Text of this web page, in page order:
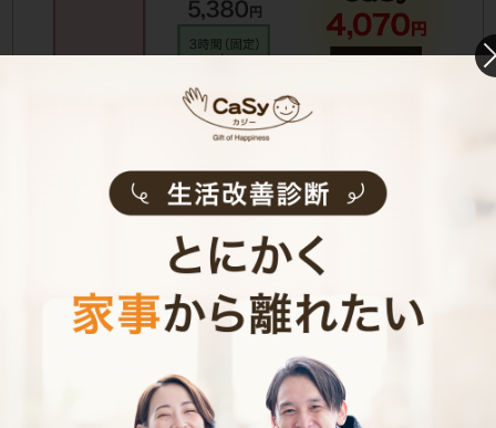
プライアンスチェックや損害保険への加入等、
全への取り組み
に妥協をしておりません。
定期サービスご利用のメリット
固定のキャストだから安定･安心
1回1時間から利用可能
※週1回のお掃除定期のみ
※鍵預かりオプションご利用時